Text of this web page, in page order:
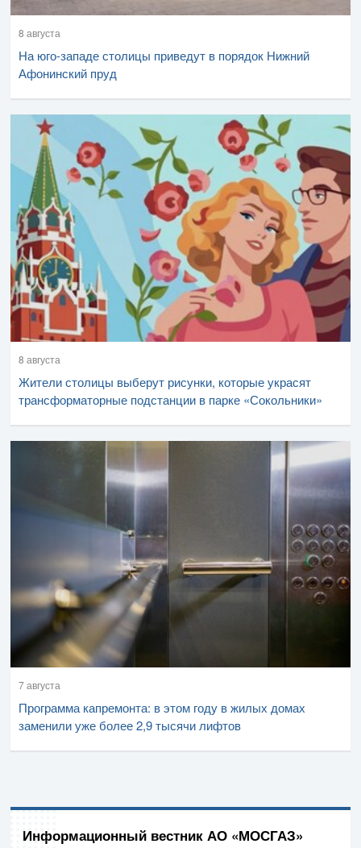
8 августа
На юго-западе столицы приведут в порядок Нижний
Афонинский пруд
8 августа
Жители столицы выберут рисунки, которые украсят
трансформаторные подстанции в парке «Сокольники»
7 августа
Программа капремонта: в этом году в жилых домах
заменили уже более 2,9 тысячи лифтов
Информационный вестник АО «МОСГАЗ»